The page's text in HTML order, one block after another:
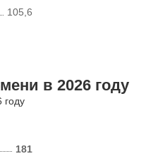
105,6
в 2026 году
году
181